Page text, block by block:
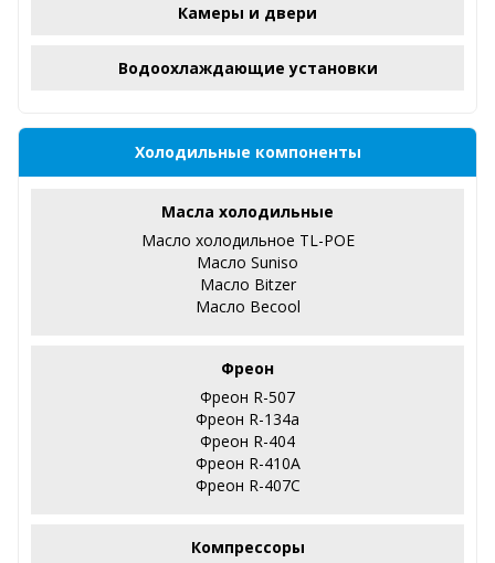
Камеры и двери
Водоохлаждающие установки
Холодильные компоненты
Масла холодильные
Масло холодильное TL-POE
Масло Suniso
Масло Bitzer
Масло Becool
Фреон
Фреон R-507
Фреон R-134a
Фреон R-404
Фреон R-410А
Фреон R-407С
Компрессоры